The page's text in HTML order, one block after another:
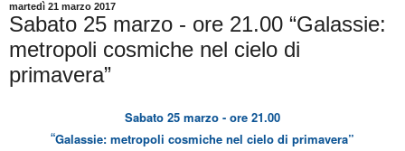
martedì 21 marzo 2017
Sabato 25 marzo - ore 21.00 “Galassie:
metropoli cosmiche nel cielo di
primavera”
Sabato 25 marzo - ore 21.00
“Galassie: metropoli cosmiche nel cielo di primavera”